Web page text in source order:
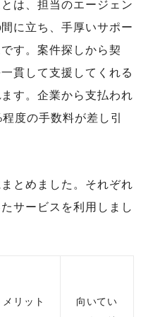
は、担当のエージェン
に立ち、手厚いサポー
す。案件探しから契
貫して支援してくれる
す。企業から支払われ
度の手数料が差し引
とめました。それぞれ
サービスを利用しまし
メリット
向いてい